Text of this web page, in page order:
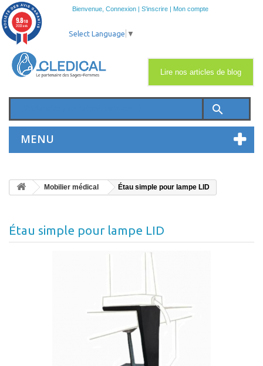
Bienvenue, Connexion | S'inscrire | Mon compte
search
MENU
Lire nos articles de blog
Select Language ▼
Mobilier médical Étau simple pour lampe LID
Étau simple pour lampe LID
9.8/10
2033 avis